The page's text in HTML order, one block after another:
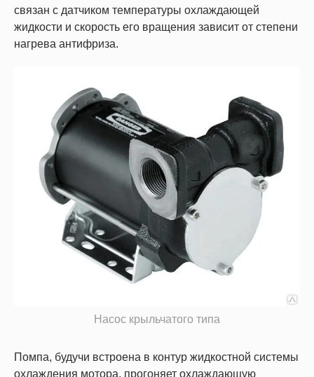
связан с датчиком температуры охлаждающей
жидкости и скорость его вращения зависит от степени
нагрева антифриза.
Насос крыльчатого типа
Помпа, будучи встроена в контур жидкостной системы
охлаждения мотора, прогоняет охлаждающую